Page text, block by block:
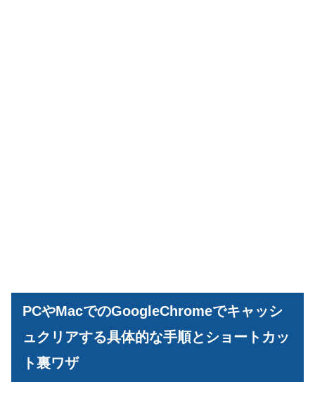
PCやMacでのGoogleChromeでキャッシ
ュクリアする具体的な手順とショートカッ
ト裏ワザ